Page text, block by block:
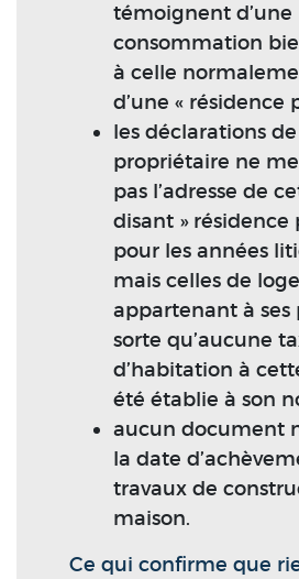
témoignent d’une
consommation
à celle
d’une « résidence
les déclarations
propriétaire ne
pas l’adresse de
disant » résidence
pour les années
mais celles de
appartenant à ses
sorte qu’aucune
d’habitation à
été établie à son
aucun document
la date
travaux de
maison.
Ce qui confirme que